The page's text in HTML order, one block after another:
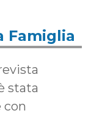
Famiglia
stata
con